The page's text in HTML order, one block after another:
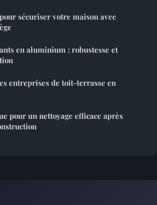
sécuriser votre maison avec
en aluminium : robustesse et
entreprises de toit-terrasse en
pour un nettoyage efficace après